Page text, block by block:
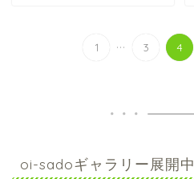
1 ... 3 4
oi-sadoギャラリー展開中